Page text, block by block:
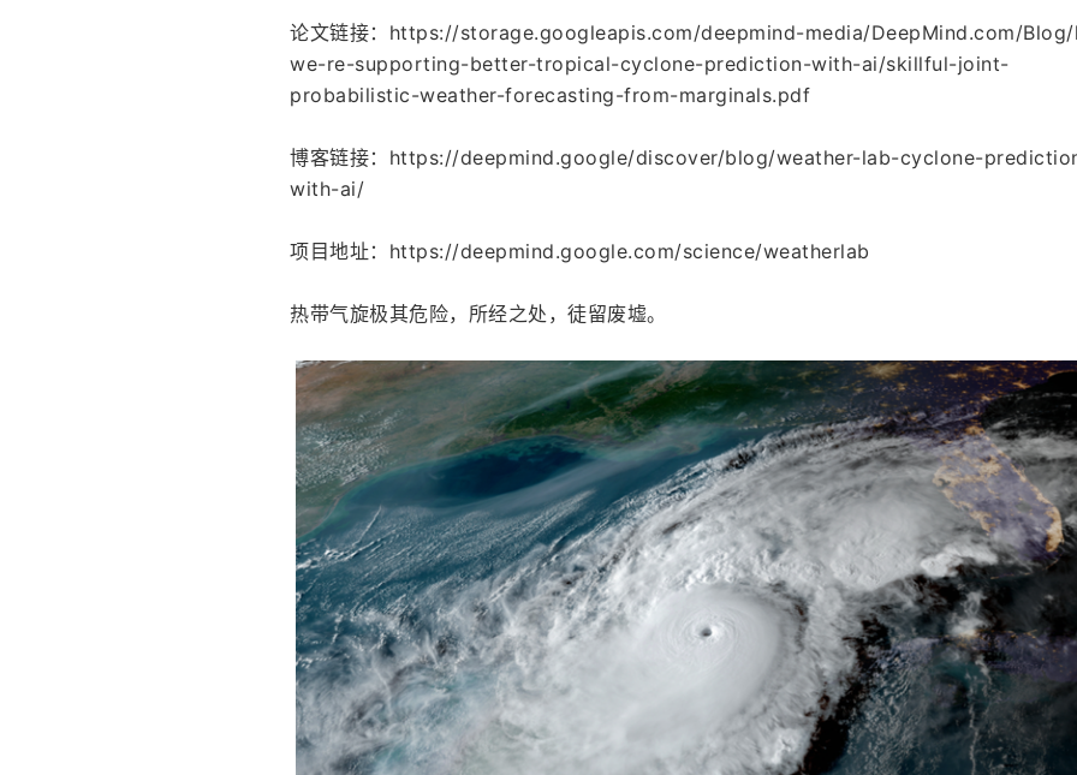
论文链接：https://storage.googleapis.com/deepmind-media/DeepMind.com/
we-re-supporting-better-tropical-cyclone-prediction-with-ai/skillful-joint-
probabilistic-weather-forecasting-from-marginals.pdf
博客链接：https://deepmind.google/discover/blog/weather-lab-cyclone-
with-ai/
项目地址：https://deepmind.google.com/science/weatherlab
热带气旋极其危险，所经之处，徒留废墟。